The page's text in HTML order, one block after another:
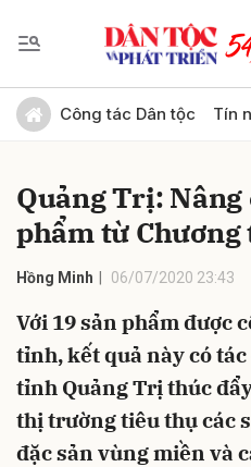
Công tác Dân tộc Tín
Quảng Trị:
phẩm từ Chương
Hồng Minh 06/07/2020 23:43
Với 19 sản phẩm được
tỉnh, kết quả này có
tỉnh Quảng Trị thúc
thị trường tiêu thụ các
đặc sản vùng miền và
Gửi bình luận